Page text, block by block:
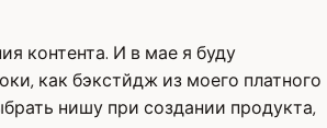
контента. И в мае я буду
как бэкстйдж из моего платного
нишу при создании продукта,